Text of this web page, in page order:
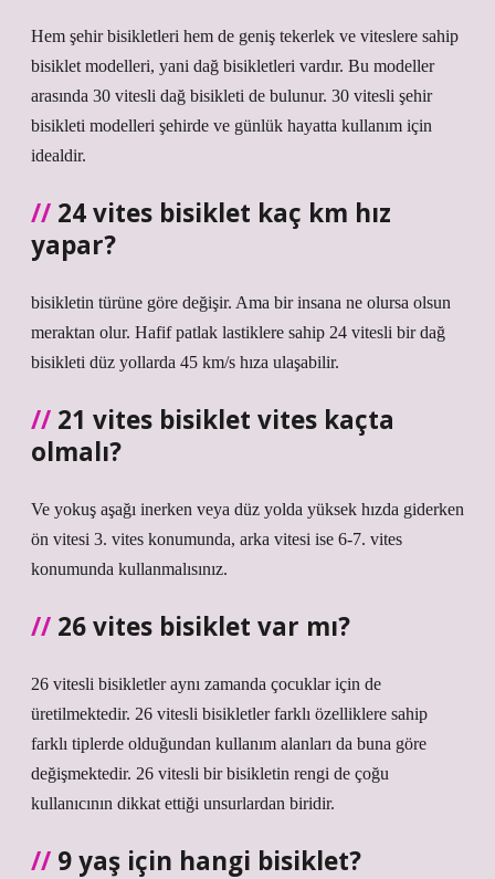
Hem şehir bisikletleri hem de geniş tekerlek ve viteslere sahip
bisiklet modelleri, yani dağ bisikletleri vardır. Bu modeller
arasında 30 vitesli dağ bisikleti de bulunur. 30 vitesli şehir
bisikleti modelleri şehirde ve günlük hayatta kullanım için
idealdir.
24 vites bisiklet kaç km hız
yapar?
bisikletin türüne göre değişir. Ama bir insana ne olursa olsun
meraktan olur. Hafif patlak lastiklere sahip 24 vitesli bir dağ
bisikleti düz yollarda 45 km/s hıza ulaşabilir.
21 vites bisiklet vites kaçta
olmalı?
Ve yokuş aşağı inerken veya düz yolda yüksek hızda giderken
ön vitesi 3. vites konumunda, arka vitesi ise 6-7. vites
konumunda kullanmalısınız.
26 vites bisiklet var mı?
26 vitesli bisikletler aynı zamanda çocuklar için de
üretilmektedir. 26 vitesli bisikletler farklı özelliklere sahip
farklı tiplerde olduğundan kullanım alanları da buna göre
değişmektedir. 26 vitesli bir bisikletin rengi de çoğu
kullanıcının dikkat ettiği unsurlardan biridir.
9 yaş için hangi bisiklet?